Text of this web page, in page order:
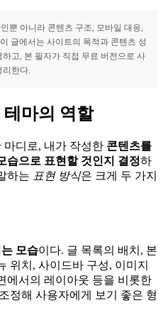
뿐 아니라 콘텐츠 구조, 모바일 대응,
글에서는 사이트의 목적과 콘텐츠 성
고, 본 필자가 직접 무료 버전으로 사
리한다.
마의 역할
마디로, 내가 작성한 콘텐츠를
습으로 표현할 것인지 결정하
하는 표현 방식은 크게 두 가지
모습이다. 글 목록의 배치, 본
위치, 사이드바 구성, 이미지
에서의 레이아웃 등을 비롯한
정해 사용자에게 보기 좋은 형